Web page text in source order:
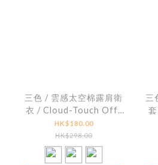
三色 / 雲感太空棉露肩衛
衣 / Cloud-Touch Off-
Shoulder Sweatshirt
HK$180.00
HK$298.00
三